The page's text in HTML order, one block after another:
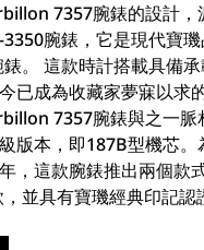
7357腕錶的設計，
腕錶，它是現代寶璣
。 這款時計搭載具備
已成為收藏家夢寐以求
7357腕錶與之一脈
版本，即187B型機芯
，這款腕錶推出兩個款
並具有寶璣經典印記